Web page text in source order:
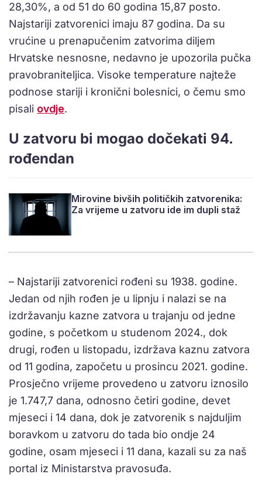
28,30%, a od 51 do 60 godina 15,87 posto.
Najstariji zatvorenici imaju 87 godina. Da su
vrućine u prenapučenim zatvorima diljem
Hrvatske nesnosne, nedavno je upozorila pučka
pravobraniteljica. Visoke temperature najteže
podnose stariji i kronični bolesnici, o čemu smo
pisali ovdje.
U zatvoru bi mogao dočekati 94.
rođendan
Mirovine bivših političkih zatvorenika:
Za vrijeme u zatvoru ide im dupli staž
– Najstariji zatvorenici rođeni su 1938. godine.
Jedan od njih rođen je u lipnju i nalazi se na
izdržavanju kazne zatvora u trajanju od jedne
godine, s početkom u studenom 2024., dok
drugi, rođen u listopadu, izdržava kaznu zatvora
od 11 godina, započetu u prosincu 2021. godine.
Prosječno vrijeme provedeno u zatvoru iznosilo
je 1.747,7 dana, odnosno četiri godine, devet
mjeseci i 14 dana, dok je zatvorenik s najduljim
boravkom u zatvoru do tada bio ondje 24
godine, osam mjeseci i 11 dana, kazali su za naš
portal iz Ministarstva pravosuđa.